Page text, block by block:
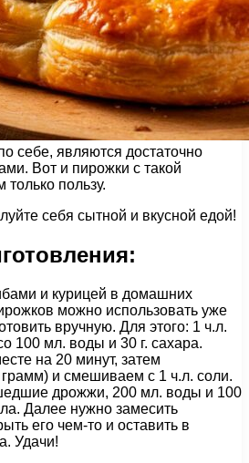
себе, являются достаточно
Вот и пирожки с такой
только пользу.
себя сытной и вкусной едой!
и курицей в домашних
можно использовать уже
вручную. Для этого: 1 ч.л.
100 мл. воды и 30 г. сахара.
на 20 минут, затем
и смешиваем с 1 ч.л. соли.
дрожжи, 200 мл. воды и 100
Далее нужно замесить
его чем-то и оставить в
Удачи!